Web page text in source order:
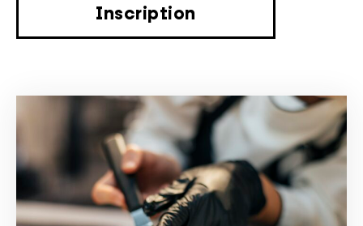
Inscription